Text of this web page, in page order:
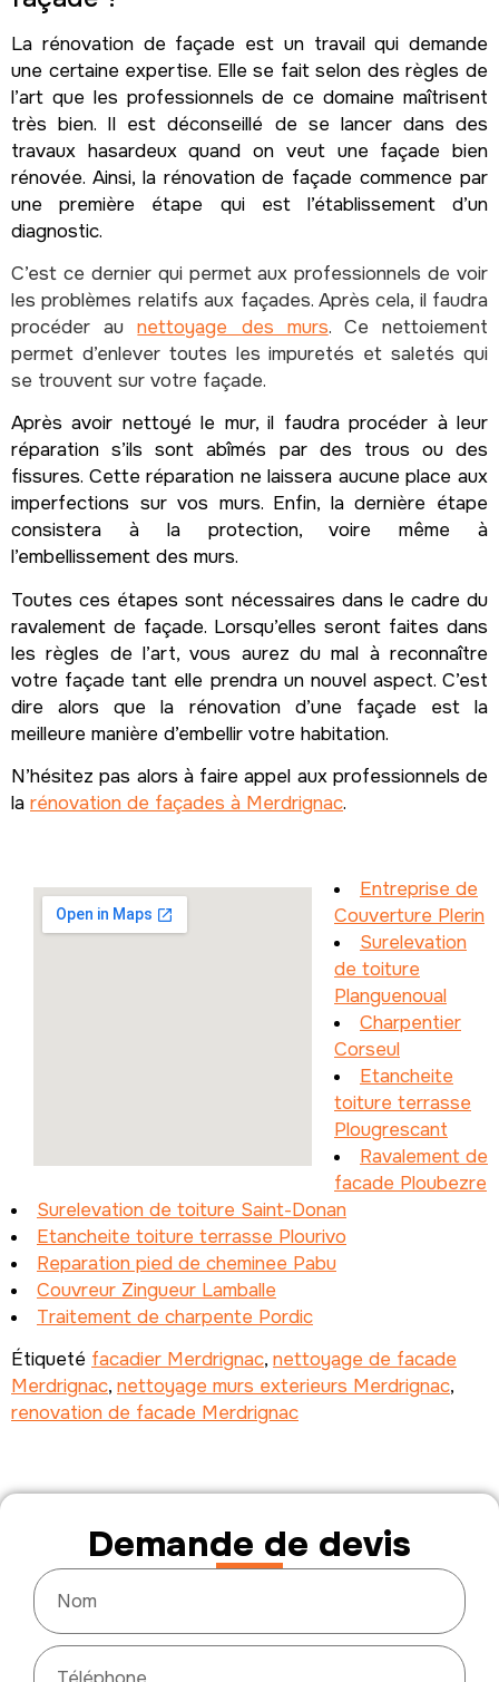
La rénovation de façade est un travail qui demande
une certaine expertise. Elle se fait selon des règles de
l’art que les professionnels de ce domaine maîtrisent
très bien. Il est déconseillé de se lancer dans des
travaux hasardeux quand on veut une façade bien
rénovée. Ainsi, la rénovation de façade commence par
une première étape qui est l’établissement d’un
diagnostic.
C’est ce dernier qui permet aux professionnels de voir
les problèmes relatifs aux façades. Après cela, il faudra
procéder aunettoyage des murs. Ce nettoiement
permet d’enlever toutes les impuretés et saletés qui
se trouvent sur votre façade.
Après avoir nettoyé le mur, il faudra procéder à leur
réparation s’ils sont abîmés par des trous ou des
fissures. Cette réparation ne laissera aucune place aux
imperfections sur vos murs. Enfin, la dernière étape
consistera à la protection, voire même à
l’embellissement des murs.
Toutes ces étapes sont nécessaires dans le cadre du
ravalement de façade. Lorsqu’elles seront faites dans
les règles de l’art, vous aurez du mal à reconnaître
votre façade tant elle prendra un nouvel aspect. C’est
dire alors que la rénovation d’une façade est la
meilleure manière d’embellir votre habitation.
N’hésitez pas alors à faire appel aux professionnels de
la rénovation de façades à Merdrignac.
Entreprise de
Couverture Plerin
Surelevation
de toiture
Planguenoual
Charpentier
Corseul
Etancheite
toiture terrasse
Plougrescant
Ravalement de
facade Ploubezre
Surelevation de toiture Saint-Donan
Etancheite toiture terrasse Plourivo
Reparation pied de cheminee Pabu
Couvreur Zingueur Lamballe
Traitement de charpente Pordic
Étiqueté facadier Merdrignac, nettoyage de facade
Merdrignac, nettoyage murs exterieurs Merdrignac,
renovation de facade Merdrignac
Demande de devis